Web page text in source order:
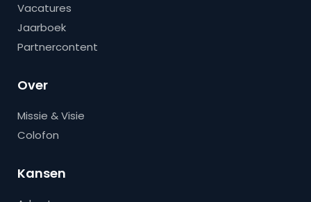
Vacatures
Jaarboek
Partnercontent
Over
Missie & Visie
Colofon
Kansen